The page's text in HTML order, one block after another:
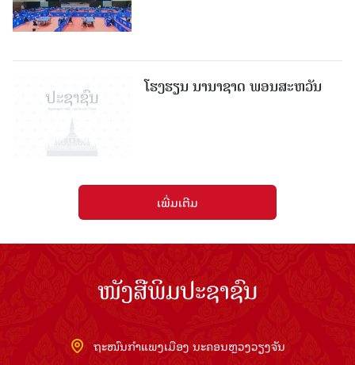
ໂຮງຮຽນ ນານາຊາດ ພອນສະຫວັນ
ເພີ່ມເຕີມ
ໜັງສືພິມປະຊາຊົນ
ຖະໜົນກຳແພງເມືອງ ນະຄອນຫຼວງວຽງຈັນ